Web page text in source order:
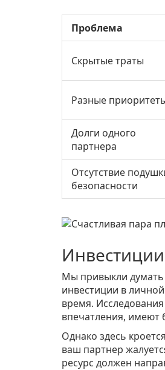
Проблема
Скрытые траты
Разные
Долги одного
партнера
Отсутствие
безопасности
Мы привыкли
инвестиции в
время.
впечатления, имеют
Однако здесь
ваш партнер
ресурс должен